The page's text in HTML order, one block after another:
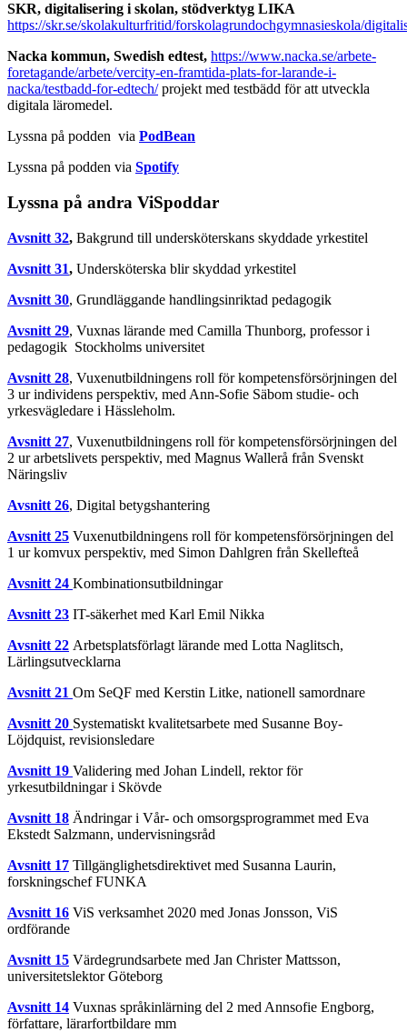
SKR, digitalisering i skolan, stödverktyg LIKA
https://skr.se/skolakulturfritid/forskolagrundochgymnasieskola/
Nacka kommun, Swedish edtest, https://www.nacka.se/arbete-
foretagande/arbete/vercity-en-framtida-plats-for-larande-i-
nacka/testbadd-for-edtech/projekt med testbädd för att utveckla
digitala läromedel.
Lyssna på podden via PodBean
Lyssna på podden via Spotify
Lyssna på andra ViSpoddar
Avsnitt 32, Bakgrund till undersköterskans skyddade yrkestitel
Avsnitt 31, Undersköterska blir skyddad yrkestitel
Avsnitt 30, Grundläggande handlingsinriktad pedagogik
Avsnitt 29, Vuxnas lärande med Camilla Thunborg, professor i
pedagogik Stockholms universitet
Avsnitt 28, Vuxenutbildningens roll för kompetensförsörjningen del
3 ur individens perspektiv, med Ann-Sofie Säbom studie- och
yrkesvägledare i Hässleholm.
Avsnitt 27, Vuxenutbildningens roll för kompetensförsörjningen del
2 ur arbetslivets perspektiv, med Magnus Wallerå från Svenskt
Näringsliv
Avsnitt 26, Digital betygshantering
Avsnitt 25 Vuxenutbildningens roll för kompetensförsörjningen del
1 ur komvux perspektiv, med Simon Dahlgren från Skellefteå
Avsnitt 24 Kombinationsutbildningar
Avsnitt 23 IT-säkerhet med Karl Emil Nikka
Avsnitt 22 Arbetsplatsförlagt lärande med Lotta Naglitsch,
Lärlingsutvecklarna
Avsnitt 21 Om SeQF med Kerstin Litke, nationell samordnare
Avsnitt 20 Systematiskt kvalitetsarbete med Susanne Boy-
Löjdquist, revisionsledare
Avsnitt 19 Validering med Johan Lindell, rektor för
yrkesutbildningar i Skövde
Avsnitt 18 Ändringar i Vår- och omsorgsprogrammet med Eva
Ekstedt Salzmann, undervisningsråd
Avsnitt 17 Tillgänglighetsdirektivet med Susanna Laurin,
forskningschef FUNKA
Avsnitt 16 ViS verksamhet 2020 med Jonas Jonsson, ViS
ordförande
Avsnitt 15 Värdegrundsarbete med Jan Christer Mattsson,
universitetslektor Göteborg
Avsnitt 14 Vuxnas språkinlärning del 2 med Annsofie Engborg,
författare, lärarfortbildare mm